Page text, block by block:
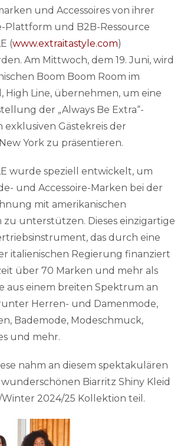
und Accessoires von ihrer
Plattform und B2B-Ressource
(www.extraitastyle.com)
Am Mittwoch, dem 19. Juni, wird
Boom Boom Room im
High Line, übernehmen, um eine
der „Always Be Extra“-
exklusiven Gästekreis der
York zu präsentieren.
wurde speziell entwickelt, um
und Accessoire-Marken bei der
mit amerikanischen
zu unterstützen. Dieses einzigartige
das durch eine
italienischen Regierung finanziert
über 70 Marken und mehr als
aus einem breiten Spektrum an
Herren- und Damenmode,
Bademode, Modeschmuck,
und mehr.
nahm an diesem spektakulären
Biarritz Shiny Kleid
2024/25 Kollektion teil.